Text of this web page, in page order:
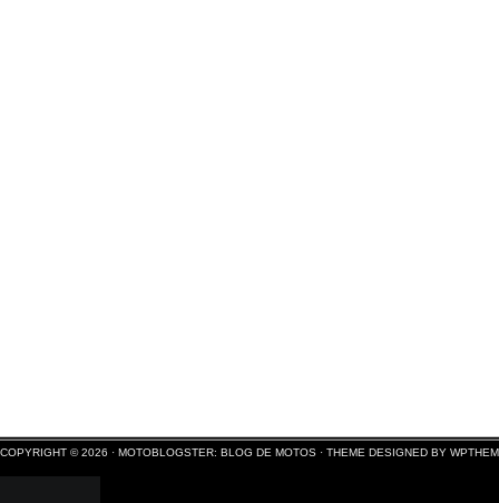
COPYRIGHT © 2026 · MOTOBLOGSTER: BLOG DE MOTOS · THEME DESIGNED BY